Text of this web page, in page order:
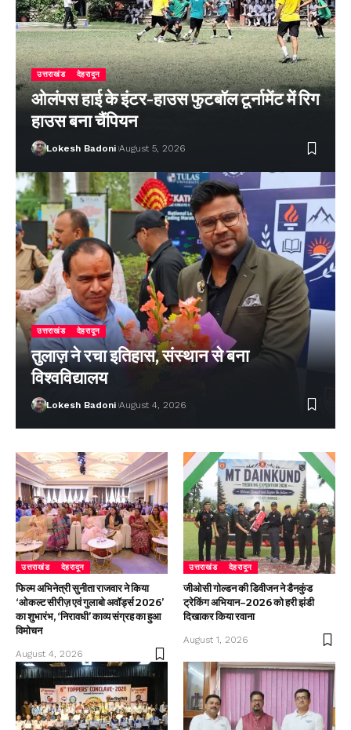
उत्तराखंड देहरादून
ओलंपस हाई के इंटर-हाउस फुटबॉल टूर्नामेंट में रिग
हाउस बना चैंपियन
Lokesh Badoni August 5, 2026
उत्तराखंड देहरादून
तुलाज़ ने रचा इतिहास, संस्थान से बना
विश्वविद्यालय
Lokesh Badoni August 4, 2026
उत्तराखंड देहरादून
फिल्म अभिनेत्री सुनीता राजवार ने किया
‘ओकल्ट सीरीज़ एवं गुलाबो अवॉर्ड्स 2026’
का शुभारंभ, ‘निरावधी’ काव्य संग्रह का हुआ
विमोचन
August 4, 2026
उत्तराखंड देहरादून
जीओसी गोल्डन की डिवीजन ने डैनकुंड
ट्रेकिंग अभियान–2026 को हरी झंडी
दिखाकर किया रवाना
August 1, 2026